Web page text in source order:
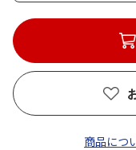
商品につ